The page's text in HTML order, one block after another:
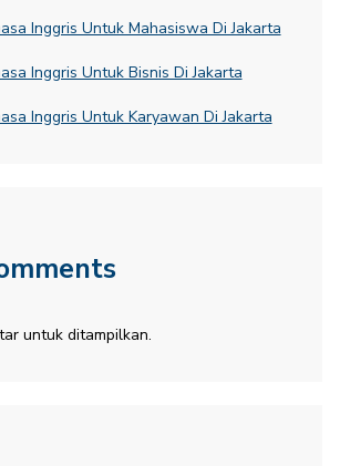
Inggris Untuk Mahasiswa Di Jakarta
Inggris Untuk Bisnis Di Jakarta
Inggris Untuk Karyawan Di Jakarta
untuk ditampilkan.